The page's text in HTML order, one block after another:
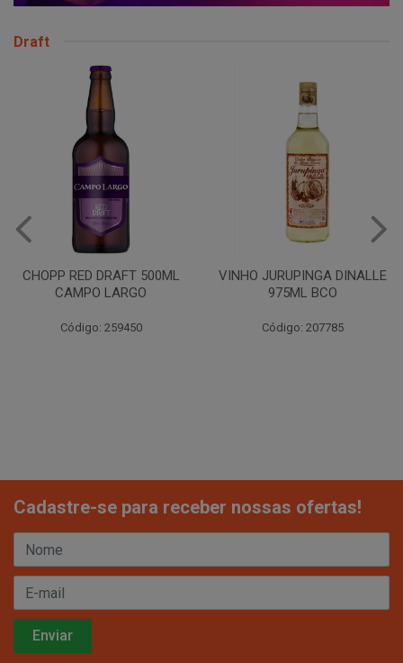
Draft
CHOPP RED DRAFT 500ML
CAMPO LARGO
Código: 259450
VINHO JURUPINGA DINALLE
975ML BCO
Código: 207785
Cadastre-se para receber nossas ofertas!